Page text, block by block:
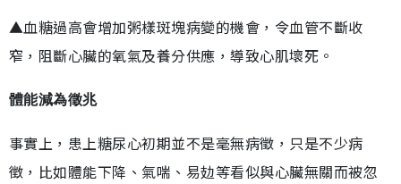
▲血糖過高會增加粥樣斑塊病變的機會，令血管不斷收
窄，阻斷心臟的氧氣及養分供應，導致心肌壞死。
體能減為徵兆
事實上，患上糖尿心初期並不是毫無病徵，只是不少病
徵，比如體能下降、氣喘、易攰等看似與心臟無關而被忽